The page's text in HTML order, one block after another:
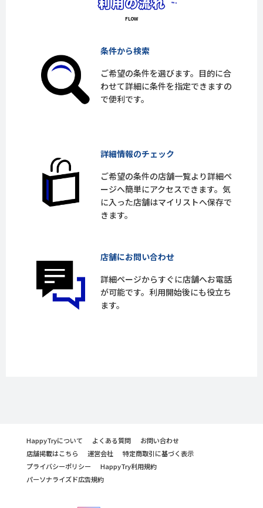
条件から検索
ご希望の条件を選びます。目的に合
わせて詳細に条件を指定できますの
で便利です。
詳細情報のチェック
ご希望の条件の店舗一覧より詳細ペ
ージへ簡単にアクセスできます。気
に入った店舗はマイリストへ保存で
きます。
店舗にお問い合わせ
詳細ページからすぐに店舗へお電話
が可能です。利用開始後にも役立ち
ます。
HappyTryについて よくある質問
お問い合わせ
店舗掲載はこちら
運営会社
特定商取引に基づく表示
プライバシーポリシー
HappyTry利用規約
パーソナライズド広告規約